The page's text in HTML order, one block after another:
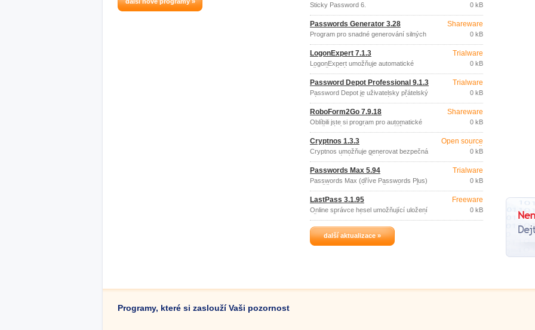
Sticky Password 6. 0 kB
Passwords Generator 3.28
Program pro snadné generování silných
Shareware
0 kB
LogonExpert 7.1.3
LogonExpert umožňuje automatické
přihlašování do systému Windows.
Trialware
0 kB
Password Depot Professional 9.1.3
Password Depot je uživatelsky přátelský
nástroj pro bezpečnou správu a úschovu
hesel.
Trialware
0 kB
RoboForm2Go 7.9.18
Oblíbili jste si program pro automatické
vyplňování webových formulářů a
správu hesel RoboForm? Potom jistě
uvítáte jeho přenosnou verzi
RoboForm2Go (dříve Pass2Go).
Shareware
0 kB
Cryptnos 1.3.3
Cryptnos umožňuje generovat bezpečná
hesla unikátní pro každý web.
Open source
(gpl)
0 kB
Passwords Max 5.94
Passwords Max (dříve Passwords Plus)
umožňuje libovolnému počtu uživatelů
(dle zakoupené licence) ukládat hesla,
uživatelská jména a další informace v
šifrovaném souboru (Blowfish, Triple
DES, DES, MDC/SHS, RC4, Safer,
Standard).
Trialware
0 kB
LastPass 3.1.95
Online správce hesel umožňující uložení
všech uživatelských jmen a hesel, které
používáte při přihlašování k různým
webovým službám, v zabezpečené
schránce na serveru provozovatele
služby, pod jedním master heslem.
Freeware
0 kB
další aktualizace »
Programy, které si zaslouží Vaši pozornost